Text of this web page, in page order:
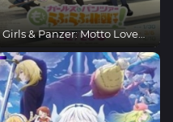
Girls & Panzer: Motto Love
Love Sakusen desu!